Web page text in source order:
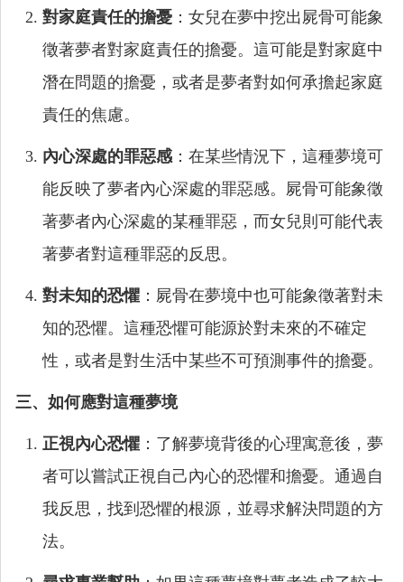
對家庭責任的擔憂 ：女兒在夢中挖出屍骨可能象
徵著夢者對家庭責任的擔憂。這可能是對家庭中
潛在問題的擔憂，或者是夢者對如何承擔起家庭
責任的焦慮。
內心深處的罪惡感：在某些情況下，這種夢境可
能反映了夢者內心深處的罪惡感。屍骨可能象徵
著夢者內心深處的某種罪惡，而女兒則可能代表
著夢者對這種罪惡的反思。
對未知的恐懼 ：屍骨在夢境中也可能象徵著對未
知的恐懼。這種恐懼可能源於對未來的不確定
性，或者是對生活中某些不可預測事件的擔憂。
三、如何應對這種夢境
正視內心恐懼 ：了解夢境背後的心理寓意後，夢
者可以嘗試正視自己內心的恐懼和擔憂。通過自
我反思，找到恐懼的根源，並尋求解決問題的方
法。